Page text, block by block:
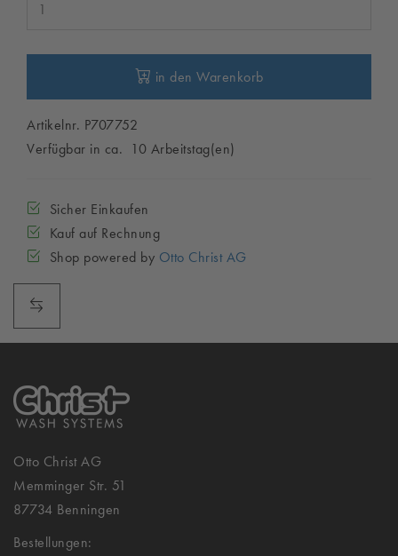
in den Warenkorb
Artikelnr. P707752
Verfügbar in ca. 10 Arbeitstag(en)
Sicher Einkaufen
Kauf auf Rechnung
Shop powered by Otto Christ AG
Otto Christ AG
Memminger Str. 51
87734 Benningen
Bestellungen: